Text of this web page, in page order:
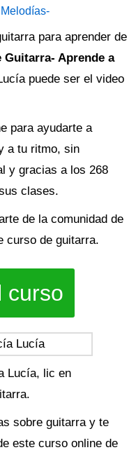
para aprender de
Guitarra- Aprende a
puede ser el video
para ayudarte a
a tu ritmo, sin
y gracias a los 268
clases.
de la comunidad de
curso de guitarra.
curso
Lucía, lic en
sobre guitarra y te
este curso online de